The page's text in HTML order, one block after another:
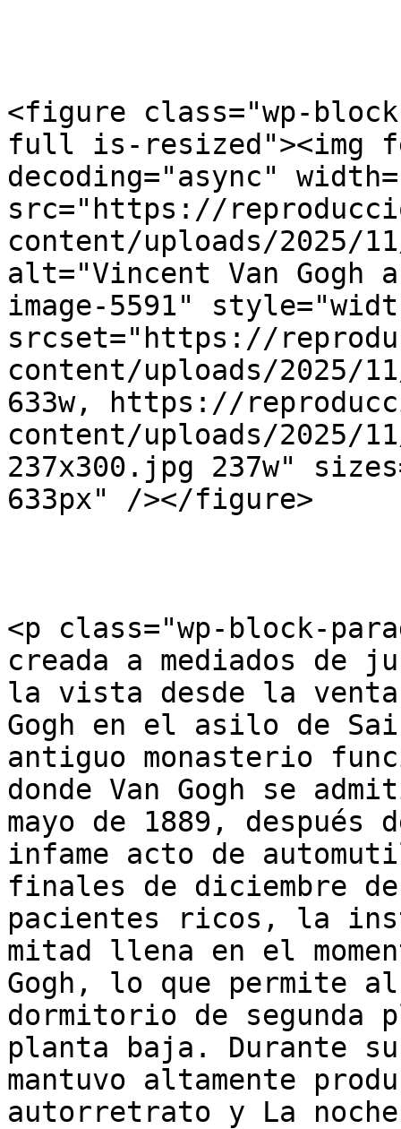
<figure class="wp-
full is-resized"><img
decoding="async"
src="https://
content/uploads/2025/
alt="Vincent Van Gogh
image-5591"
srcset="https://
content/uploads/2025/
633w, https://
content/uploads/2025/
237x300.jpg 237w"
633px" /></figure>
<p class="wp-block-
creada a mediados de
la vista desde la
Gogh en el asilo de
antiguo monasterio
donde Van Gogh se
mayo de 1889,
infame acto de
finales de diciembre
pacientes ricos, la
mitad llena en el
Gogh, lo que permite
dormitorio de segunda
planta baja. Durante
mantuvo altamente
autorretrato y La